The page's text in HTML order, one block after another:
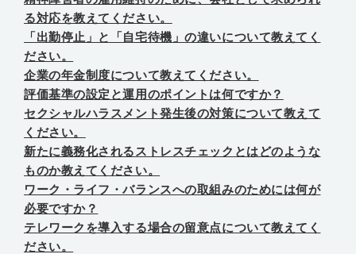
る対応を教えてください。
「出勤停止」と「自宅待機」の違いについて教えてく
ださい。
企業の年金制度について教えてください。
評価基準の設定と運用のポイントは何ですか？
セクシャルハラスメント発生後の対策について教えて
ください。
新たに義務化されるストレスチェックとはどのような
ものか教えてください。
ワーク・ライフ・バランスへの取組みのためには何が
必要ですか？
テレワークを導入する場合の留意点について教えてく
ださい。